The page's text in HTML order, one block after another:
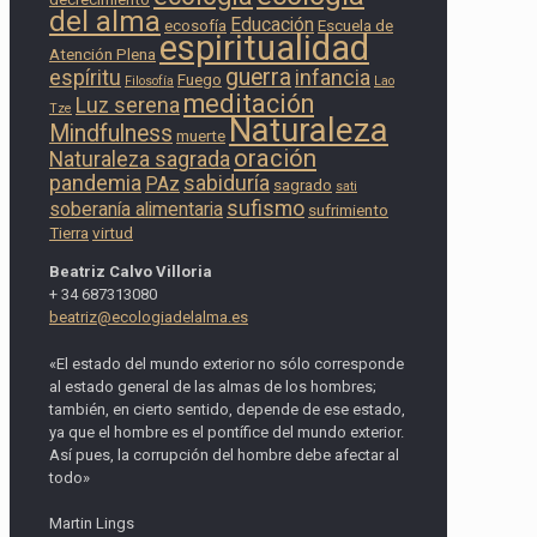
del alma ecosofía Educación Escuela de
Atención Plena espiritualidad
espíritu Filosofía Fuego guerra infancia Lao
Tze Luz serena meditación
Mindfulness muerte Naturaleza
Naturaleza sagrada oración
pandemia PAz sabiduría sagrado sati
soberanía alimentaria sufismo sufrimiento
Tierra virtud
Beatriz Calvo Villoria
+ 34 687313080
beatriz@ecologiadelalma.es
«El estado del mundo exterior no sólo corresponde
al estado general de las almas de los hombres;
también, en cierto sentido, depende de ese estado,
ya que el hombre es el pontífice del mundo exterior.
Así pues, la corrupción del hombre debe afectar al
todo»
Martin Lings